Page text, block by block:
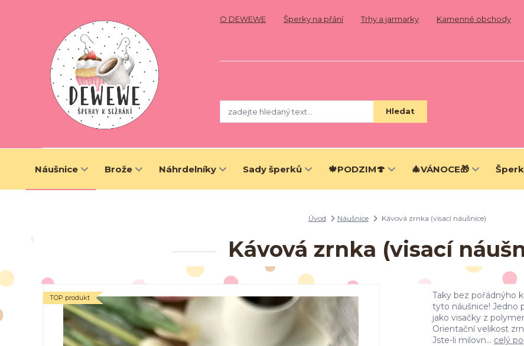
O DEWEWE Šperky na přání Trhy a jarmarky
Kamenné obchody
Hledat
Náušnice Brože Náhrdelníky Sady šperků 🍁PODZIM🍄 🎄VÁNOCE🎁
Úvod Náušnice Kávová zrnka (visací náušnice)
Kávová zrnka (visací
TOP produkt
Taky bez pořádnýho
tyto náušnice! Jedno
jako visačky z
Orientační velikost
Jste-li milovn... celý